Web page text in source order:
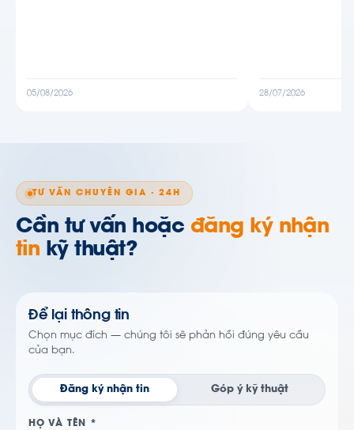
05/08/2026 28/07/2026
TƯ VẤN CHUYÊN GIA · 24H
Cần tư vấn hoặc đăng ký nhận
tin kỹ thuật?
Để lại thông tin
Chọn mục đích — chúng tôi sẽ phản hồi đúng yêu cầu
của bạn.
Đăng ký nhận tin Góp ý kỹ thuật
HỌ VÀ TÊN *